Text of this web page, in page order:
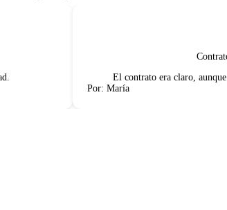
Contrato
El contrato era claro, aunque
Por: María